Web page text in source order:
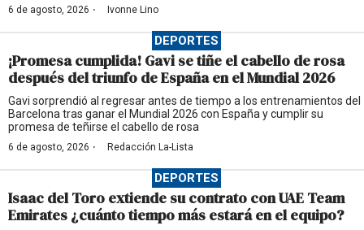
6 de agosto, 2026 · Ivonne Lino
DEPORTES
¡Promesa cumplida! Gavi se tiñe el cabello de rosa
después del triunfo de España en el Mundial 2026
Gavi sorprendió al regresar antes de tiempo a los entrenamientos del
Barcelona tras ganar el Mundial 2026 con España y cumplir su
promesa de teñirse el cabello de rosa
6 de agosto, 2026 · Redacción La-Lista
DEPORTES
Isaac del Toro extiende su contrato con UAE Team
Emirates ¿cuánto tiempo más estará en el equipo?